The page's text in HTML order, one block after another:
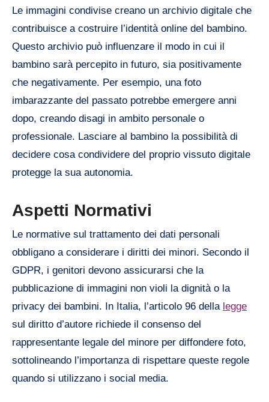
Le immagini condivise creano un archivio digitale che
contribuisce a costruire l’identità online del bambino.
Questo archivio può influenzare il modo in cui il
bambino sarà percepito in futuro, sia positivamente
che negativamente. Per esempio, una foto
imbarazzante del passato potrebbe emergere anni
dopo, creando disagi in ambito personale o
professionale. Lasciare al bambino la possibilità di
decidere cosa condividere del proprio vissuto digitale
protegge la sua autonomia.
Aspetti Normativi
Le normative sul trattamento dei dati personali
obbligano a considerare i diritti dei minori. Secondo il
GDPR, i genitori devono assicurarsi che la
pubblicazione di immagini non violi la dignità o la
privacy dei bambini. In Italia, l’articolo 96 della legge
sul diritto d’autore richiede il consenso del
rappresentante legale del minore per diffondere foto,
sottolineando l’importanza di rispettare queste regole
quando si utilizzano i social media.